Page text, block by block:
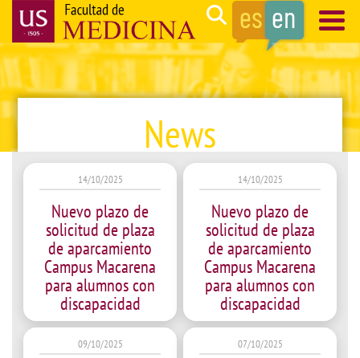
main
content
Search
Navegación
principal
News
14/10/2025
Nuevo plazo de
solicitud de plaza
de aparcamiento
Campus Macarena
para alumnos con
discapacidad
14/10/2025
Nuevo plazo de
solicitud de plaza
de aparcamiento
Campus Macarena
para alumnos con
discapacidad
09/10/2025 07/10/2025